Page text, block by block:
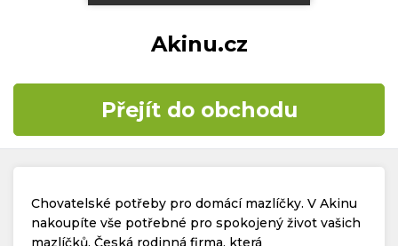
Časté dotazy
Kontakt
Akinu.cz
Přejít do obchodu
Chovatelské potřeby pro domácí mazlíčky. V Akinu
nakoupíte vše potřebné pro spokojený život vašich
mazlíčků. Česká rodinná firma, která